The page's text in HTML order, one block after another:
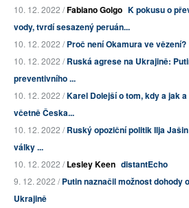
10. 12. 2022 /Fabiano Golgo K pokusu o
vody, tvrdí sesazený peruán...
10. 12. 2022 /Proč není Okamura ve vězení?
10. 12. 2022 /Ruská agrese na Ukrajině:
preventivního ...
10. 12. 2022 /Karel Dolejší o tom, kdy a jak
včetně Česka...
10. 12. 2022 /Ruský opoziční politik Ilja
války ...
10. 12. 2022 /Lesley Keen distantEcho
9. 12. 2022 /Putin naznačil možnost dohody
Ukrajině